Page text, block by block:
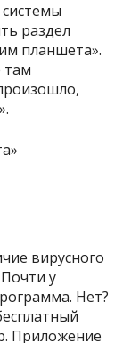
раздел
планшета».
там
вирусного
у
Нет?
Приложение